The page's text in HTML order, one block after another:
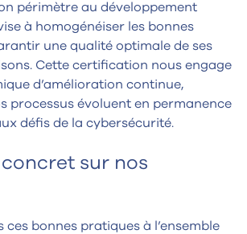
périmètre au développement
à homogénéiser les bonnes
une qualité optimale de ses
Cette certification nous engage
d’amélioration continue,
processus évoluent en permanence
défis de la cybersécurité.
sur nos
ces bonnes pratiques à l’ensemble